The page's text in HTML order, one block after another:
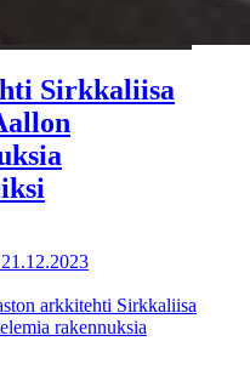
Sirkkaliisa
21.12.2023
arkkitehti Sirkkaliisa
rakennuksia